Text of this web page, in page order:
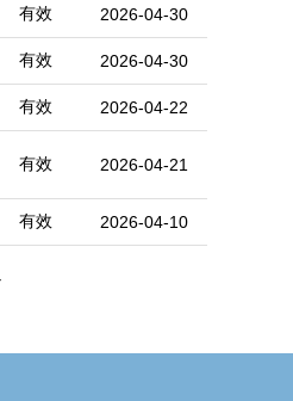
有效 2026-04-30
有效 2026-04-30
有效 2026-04-22
有效 2026-04-21
有效 2026-04-10